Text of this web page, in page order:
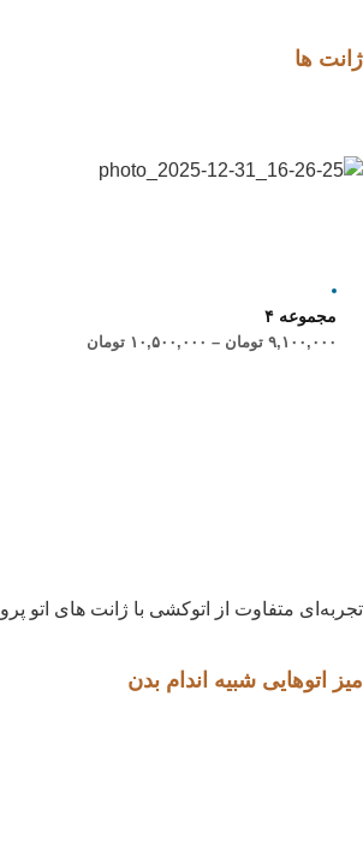
ژانت ها
مجموعه ۴
۹,۱۰۰,۰۰۰ تومان – ۱۰,۵۰۰,۰۰۰ تومان
تجربه‌ای متفاوت از اتوکشی با ژانت های اتو پرو
میز اتوهایی شبیه اندام بدن